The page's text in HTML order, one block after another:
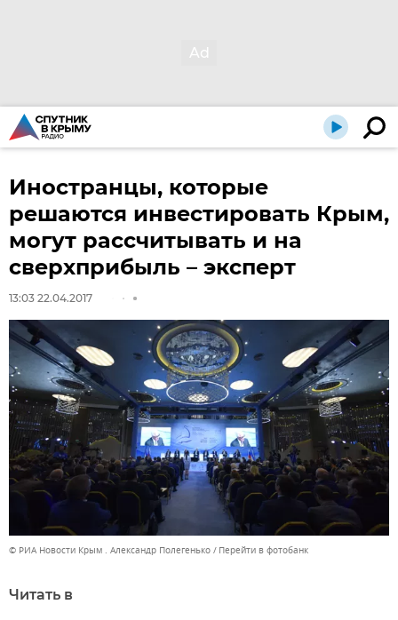
Иностранцы, которые
решаются инвестировать Крым,
могут рассчитывать и на
сверхприбыль – эксперт
13:03 22.04.2017
© РИА Новости Крым . Александр Полегенько Перейти в фотобанк
Читать в